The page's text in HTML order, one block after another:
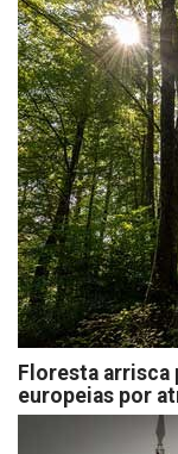
Floresta arrisca
europeias por